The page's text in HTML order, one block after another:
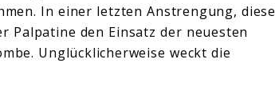
In einer letzten Anstrengung, diese
Palpatine den Einsatz der neuesten
Unglücklicherweise weckt die